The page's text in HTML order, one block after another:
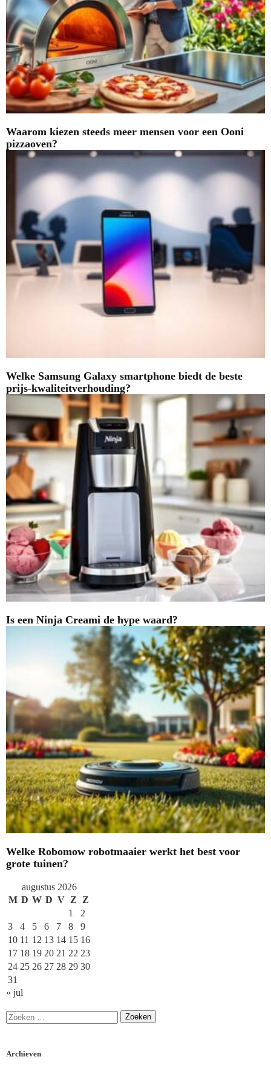
Waarom kiezen steeds meer mensen voor een Ooni
pizzaoven?
Welke Samsung Galaxy smartphone biedt de beste
prijs-kwaliteitverhouding?
Is een Ninja Creami de hype waard?
Welke Robomow robotmaaier werkt het best voor
grote tuinen?
augustus 2026
M D W D V Z Z
1
2
3
4 5 6 7 8
9
10 11 12 13 14 15 16
17 18 19 20 21 22 23
24 25 26 27 28 29 30
31
« jul
Archieven